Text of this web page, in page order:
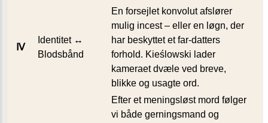
Ⅳ
Identitet ↔
Blodsbånd
En forsejlet konvolut afslører
mulig incest – eller en løgn, der
har beskyttet et far-datters
forhold. Kieślowski lader
kameraet dvæle ved breve,
blikke og usagte ord.
Efter et meningsløst mord følger
vi både gerningsmand og